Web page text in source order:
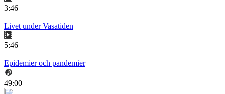
3:46
Livet under Vasatiden
5:46
Epidemier och pandemier
49:00